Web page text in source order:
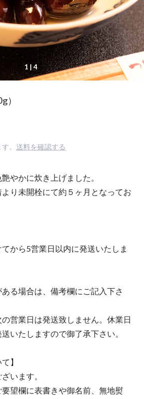
1 | 4
）
。 送料を確認する
やかに炊き上げました。
り未開栓にて約５ヶ月となってお
から5営業日以内に発送いたしま
る場合は、備考欄にご記入下さ
営業日は発送致しません。休業日
いたしますので御了承下さい。
】
います。
望欄に表書きや御名前、無地熨